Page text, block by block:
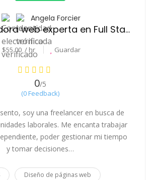
Angela Forcier
Desarrolladora web experta en Full Stack
$55.00 / hr Guardar
0/5
(0 Feedback)
soy una freelancer en busca de
laborales. Me encanta trabajar
poder gestionar mi tiempo
y tomar decisiones…
Diseño de páginas web